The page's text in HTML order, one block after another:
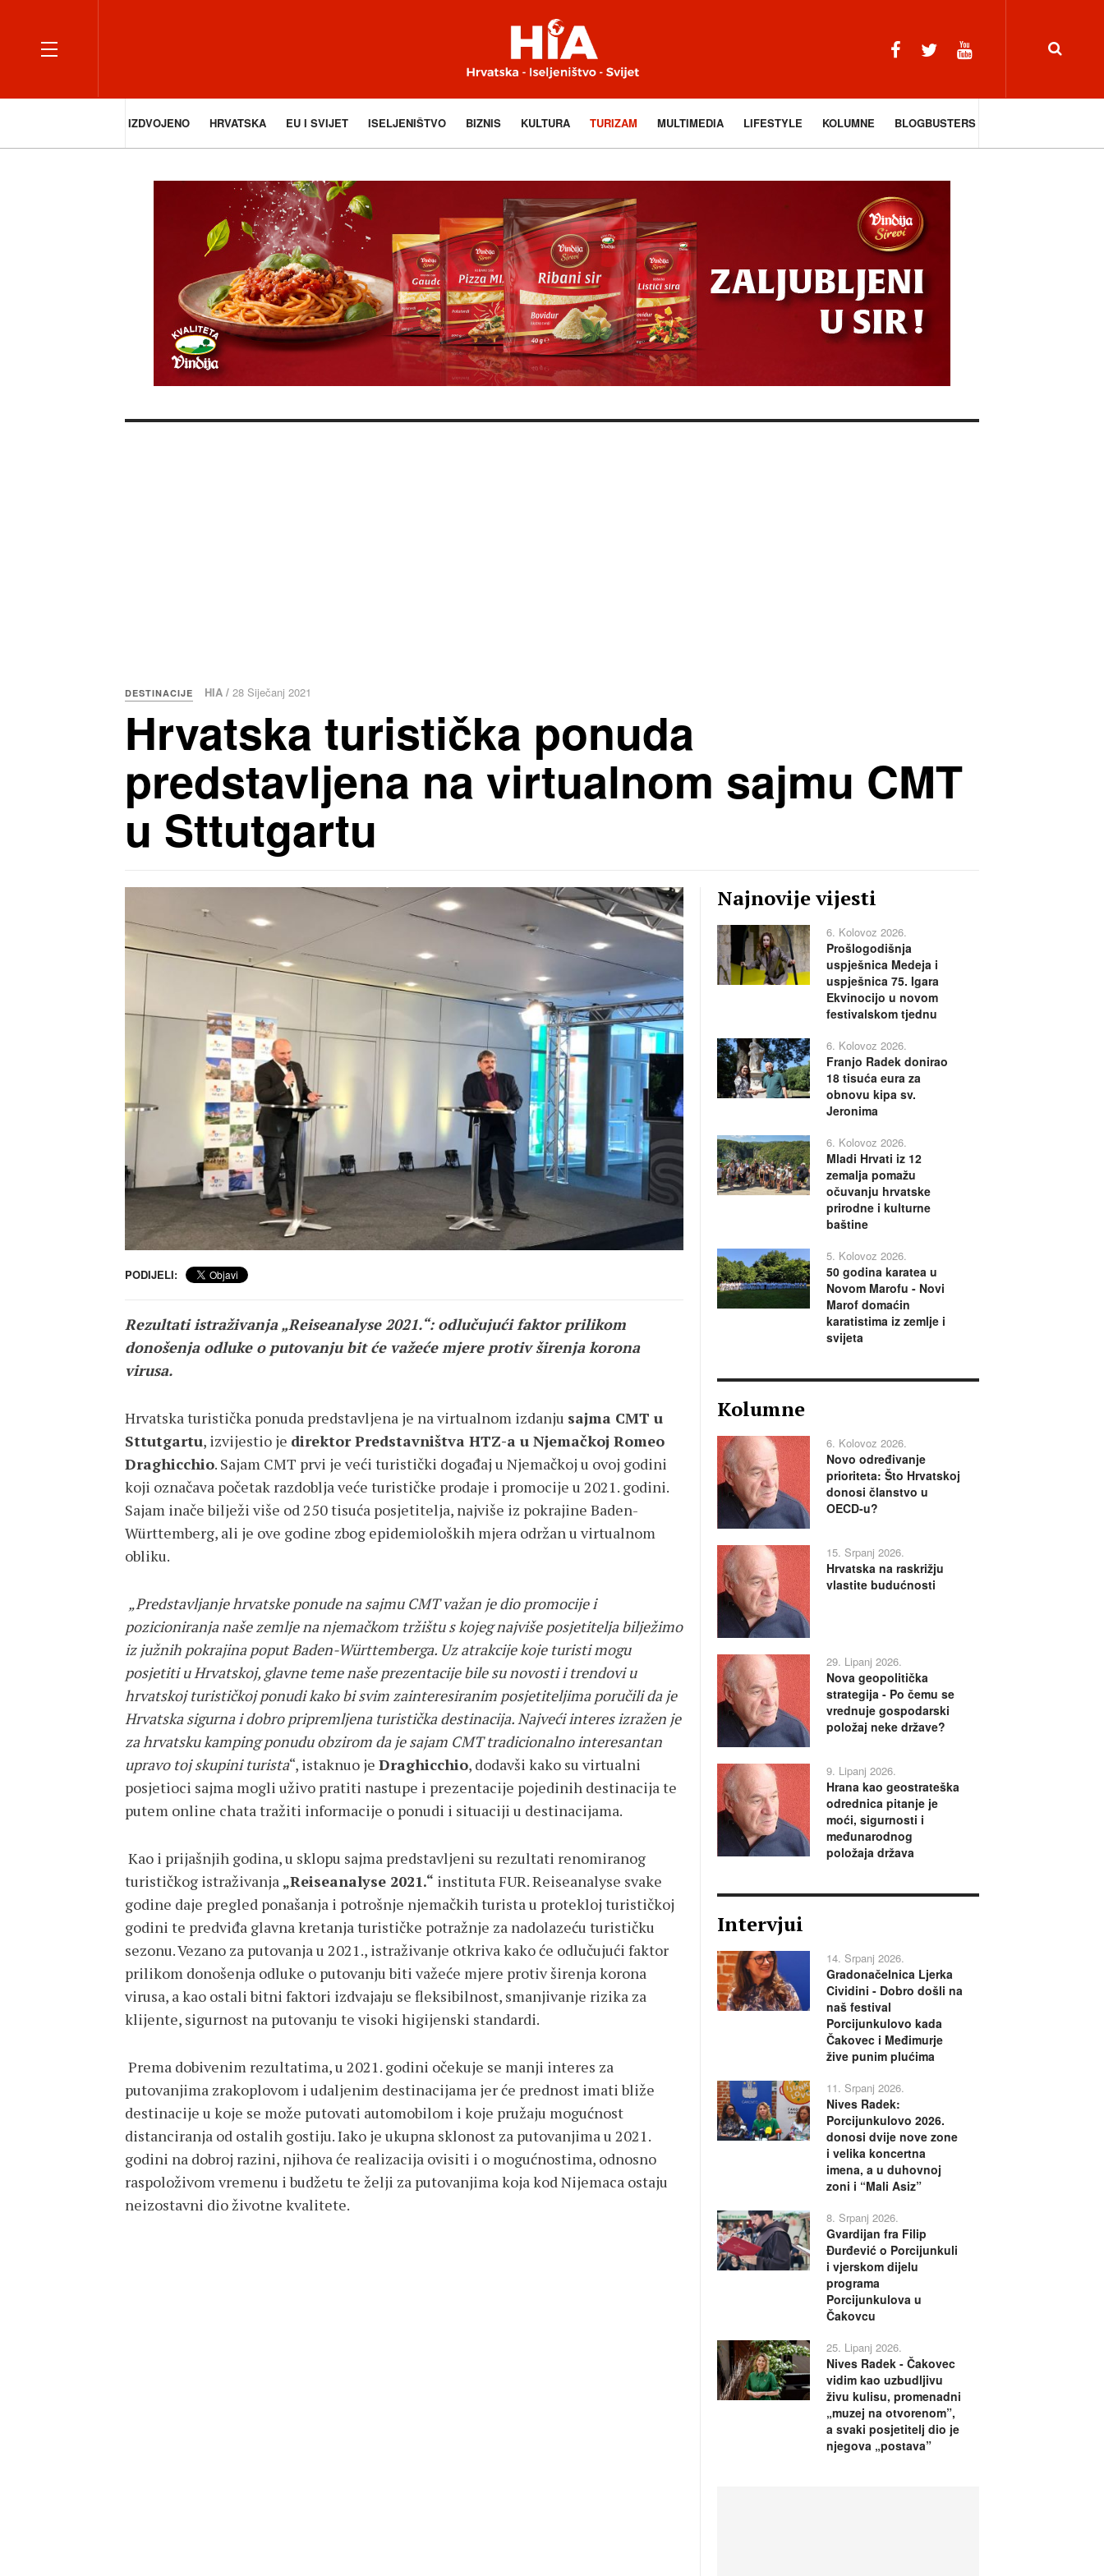
IZDVOJENO HRVATSKA EU I SVIJET ISELJENIŠTVO BIZNIS KULTURA TURIZAM MULTIMEDIA LIFESTYLE KOLUMNE BLOGBUSTERS
DESTINACIJE HIA / 28 Siječanj 2021
Hrvatska turistička ponuda
predstavljena na virtualnom sajmu CMT
u Sttutgartu
PODIJELI:
Rezultati istraživanja „Reiseanalyse 2021.“: odlučujući faktor prilikom
donošenja odluke o putovanju bit će važeće mjere protiv širenja korona
virusa.
Hrvatska turistička ponuda predstavljena je na virtualnom izdanju sajma CMT u
Sttutgartu, izvijestio je direktor Predstavništva HTZ-a u Njemačkoj Romeo
Draghicchio. Sajam CMT prvi je veći turistički događaj u Njemačkoj u ovoj godini
koji označava početak razdoblja veće turističke prodaje i promocije u 2021. godini.
Sajam inače bilježi više od 250 tisuća posjetitelja, najviše iz pokrajine Baden-
Württemberg, ali je ove godine zbog epidemioloških mjera održan u virtualnom
obliku.
„Predstavljanjehrvatske ponude na sajmu CMT važan je dio promocije i
pozicioniranja naše zemlje na njemačkom tržištu s kojeg najviše posjetitelja bilježimo
iz južnih pokrajina poput Baden-Württemberga. Uz atrakcije koje turisti mogu
posjetiti u Hrvatskoj, glavne teme naše prezentacije bile su novosti i trendovi u
hrvatskoj turističkoj ponudi kako bi svim zainteresiranim posjetiteljima poručili da je
Hrvatska sigurna i dobro pripremljena turistička destinacija. Najveći interes izražen je
za hrvatsku kamping ponudu obzirom da je sajam CMT tradicionalno interesantan
upravo toj skupini turista“, istaknuo je Draghicchio, dodavši kako su virtualni
posjetioci sajma mogli uživo pratiti nastupe i prezentacije pojedinih destinacija te
putem online chata tražiti informacije o ponudi i situaciji u destinacijama.
Kao i prijašnjih godina, u sklopu sajma predstavljeni su rezultati renomiranog
turističkog istraživanja „Reiseanalyse 2021.“ instituta FUR. Reiseanalyse svake
godine daje pregled ponašanja i potrošnje njemačkih turista u protekloj turističkoj
godini te predviđa glavna kretanja turističke potražnje za nadolazeću turističku
sezonu. Vezano za putovanja u 2021., istraživanje otkriva kako će odlučujući faktor
prilikom donošenja odluke o putovanju biti važeće mjere protiv širenja korona
virusa, a kao ostali bitni faktori izdvajaju se fleksibilnost, smanjivanje rizika za
klijente, sigurnost na putovanju te visoki higijenski standardi.
Prema dobivenim rezultatima, u 2021. godini očekuje se manji interes za
putovanjima zrakoplovom i udaljenim destinacijama jer će prednost imati bliže
destinacije u koje se može putovati automobilom i koje pružaju mogućnost
distanciranja od ostalih gostiju. Iako je ukupna sklonost za putovanjima u 2021.
godini na dobroj razini, njihova će realizacija ovisiti i o mogućnostima, odnosno
raspoloživom vremenu i budžetu te želji za putovanjima koja kod Nijemaca ostaju
neizostavni dio životne kvalitete.
Najnovije vijesti
6. Kolovoz 2026.
Prošlogodišnja
uspješnica Medeja i
uspješnica 75. Igara
Ekvinocijo u novom
festivalskom tjednu
6. Kolovoz 2026.
Franjo Radek donirao
18 tisuća eura za
obnovu kipa sv.
Jeronima
6. Kolovoz 2026.
Mladi Hrvati iz 12
zemalja pomažu
očuvanju hrvatske
prirodne i kulturne
baštine
5. Kolovoz 2026.
50 godina karatea u
Novom Marofu - Novi
Marof domaćin
karatistima iz zemlje i
svijeta
Kolumne
6. Kolovoz 2026.
Novo određivanje
prioriteta: Što Hrvatskoj
donosi članstvo u
OECD-u?
15. Srpanj 2026.
Hrvatska na raskrižju
vlastite budućnosti
29. Lipanj 2026.
Nova geopolitička
strategija - Po čemu se
vrednuje gospodarski
položaj neke države?
9. Lipanj 2026.
Hrana kao geostrateška
odrednica pitanje je
moći, sigurnosti i
međunarodnog
položaja država
Intervjui
14. Srpanj 2026.
Gradonačelnica Ljerka
Cividini - Dobro došli na
naš festival
Porcijunkulovo kada
Čakovec i Međimurje
žive punim plućima
11. Srpanj 2026.
Nives Radek:
Porcijunkulovo 2026.
donosi dvije nove zone
i velika koncertna
imena, a u duhovnoj
zoni i “Mali Asiz”
8. Srpanj 2026.
Gvardijan fra Filip
Đurđević o Porcijunkuli
i vjerskom dijelu
programa
Porcijunkulova u
Čakovcu
25. Lipanj 2026.
Nives Radek - Čakovec
vidim kao uzbudljivu
živu kulisu, promenadni
„muzej na otvorenom”,
a svaki posjetitelj dio je
njegova „postava”